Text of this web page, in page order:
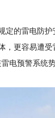
定的雷电防
，更容易遭受
电预警系统势